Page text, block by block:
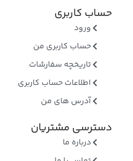
حساب کاربری
ورود
حساب کاربری من
تاریخچه سفارشات
اطلاعات حساب کاربری
آدرس های من
دسترسی مشتریان
درباره ما